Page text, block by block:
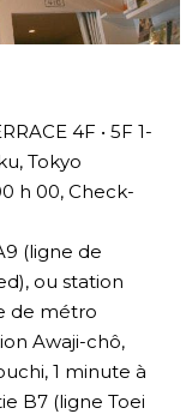
4F • 5F 1-
Tokyo
h 00, Check-
(ligne de
ou station
de métro
Awaji-chô,
1 minute à
B7 (ligne Toei